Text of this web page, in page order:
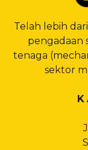
Telah lebih
pengadaan
tenaga
sektor